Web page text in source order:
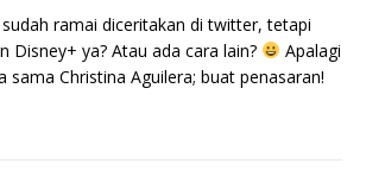
ramai diceritakan di twitter, tetapi
Disney+ ya? Atau ada cara lain?
Apalagi
sama Christina Aguilera; buat penasaran!